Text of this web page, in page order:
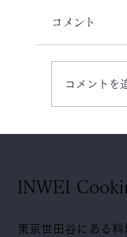
コメント
コメントを
INWEI
東京世田谷にある